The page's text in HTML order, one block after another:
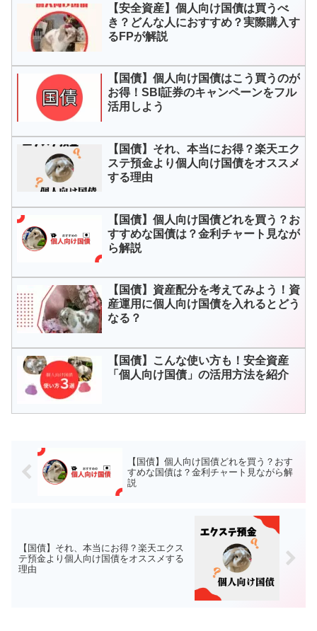
【安全資産】個人向け国債は買うべ
き？どんな人におすすめ？実際購入す
るFPが解説
【国債】個人向け国債はこう買うのが
お得！SBI証券のキャンペーンをフル
活用しよう
【国債】それ、本当にお得？楽天エク
ステ預金より個人向け国債をオススメ
する理由
【国債】個人向け国債どれを買う？お
すすめな国債は？金利チャート見なが
ら解説
【国債】資産配分を考えてみよう！資
産運用に個人向け国債を入れるとどう
なる？
【国債】こんな使い方も！安全資産
「個人向け国債」の活用方法を紹介
【国債】個人向け国債どれを買う？おす
すめな国債は？金利チャート見ながら解
説
【国債】それ、本当にお得？楽天エクス
テ預金より個人向け国債をオススメする
理由